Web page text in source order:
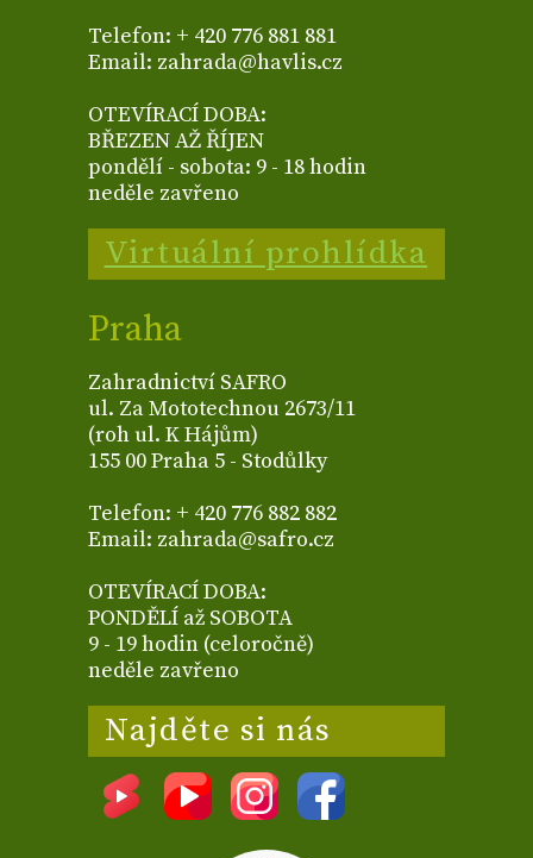
Telefon: + 420 776 881 881
Email: zahrada@havlis.cz
OTEVÍRACÍ DOBA:
BŘEZEN AŽ ŘÍJEN
pondělí - sobota: 9 - 18 hodin
neděle zavřeno
Virtuální prohlídka
Praha
Zahradnictví SAFRO
ul. Za Mototechnou 2673/11
(roh ul. K Hájům)
155 00 Praha 5 - Stodůlky
Telefon: + 420 776 882 882
Email: zahrada@safro.cz
OTEVÍRACÍ DOBA:
PONDĚLÍ až SOBOTA
9 - 19 hodin (celoročně)
neděle zavřeno
Najděte si nás